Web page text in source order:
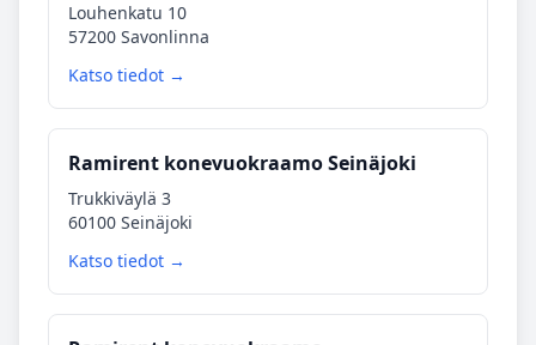
Louhenkatu 10
57200 Savonlinna
Katso tiedot →
Ramirent konevuokraamo Seinäjoki
Trukkiväylä 3
60100 Seinäjoki
Katso tiedot →